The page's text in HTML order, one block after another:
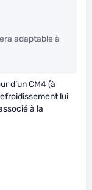
adaptable à
d’un CM4 (à
lui
à la